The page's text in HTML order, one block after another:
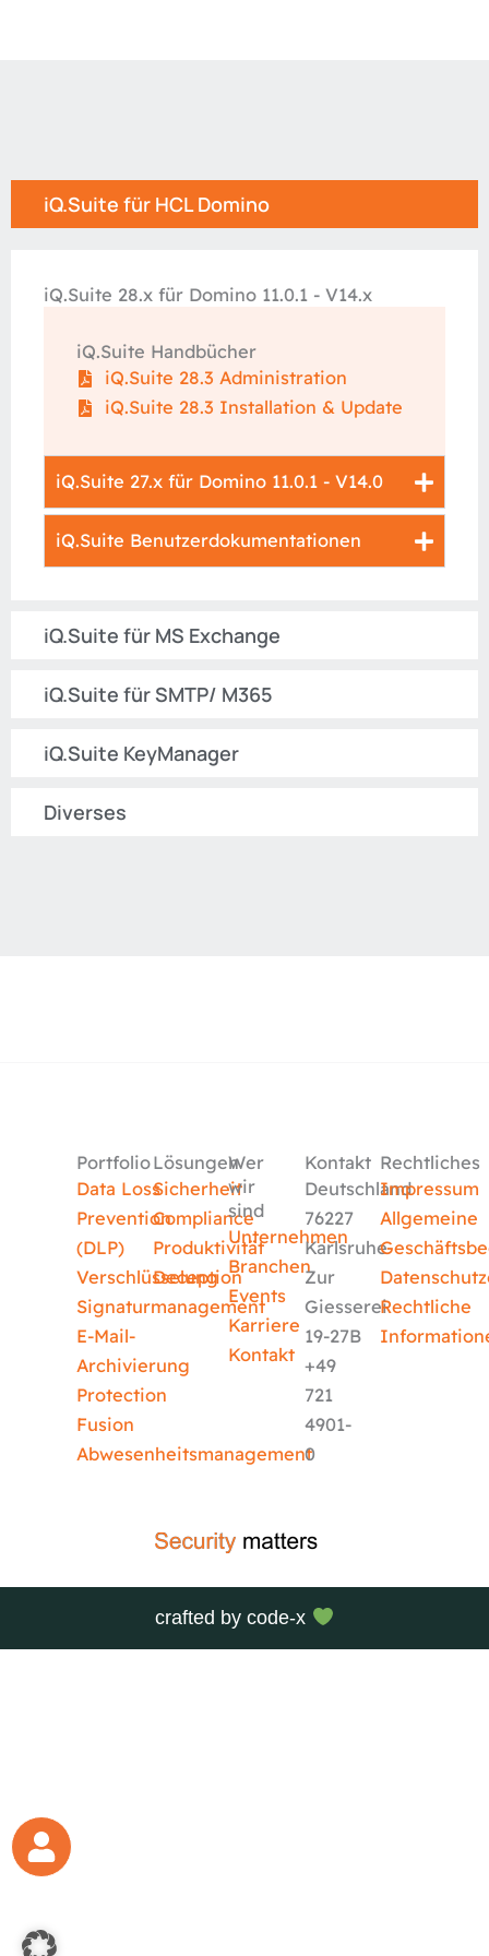
iQ.Suite für HCL Domino
iQ.Suite für MS Exchange
iQ.Suite für SMTP/ M365
iQ.Suite KeyManager
Diverses
iQ.Suite 28.x für Domino 11.0.1 - V14.x
iQ.Suite Handbücher
iQ.Suite 28.3 Administration
iQ.Suite 28.3 Installation & Update
iQ.Suite 27.x für Domino 11.0.1 - V14.0​
iQ.Suite Benutzerdokumentationen​
Portfolio
Data Loss
Prevention
(DLP)
Verschlüsselung
Signaturmanagement
E-Mail-
Archivierung
Protection
Fusion
Abwesenheitsmanagement
Lösungen
Sicherheit
Compliance
Produktivität
Deception
Wer
wir
sind
Unternehmen
Branchen
Events
Karriere
Kontakt
Kontakt
Deutschland
76227
Karlsruhe
Zur
Giesserei
19-27B
+49
721
4901-
0
Rechtliches
Impressum
Allgemeine
Rechtliche
crafted bycode-x